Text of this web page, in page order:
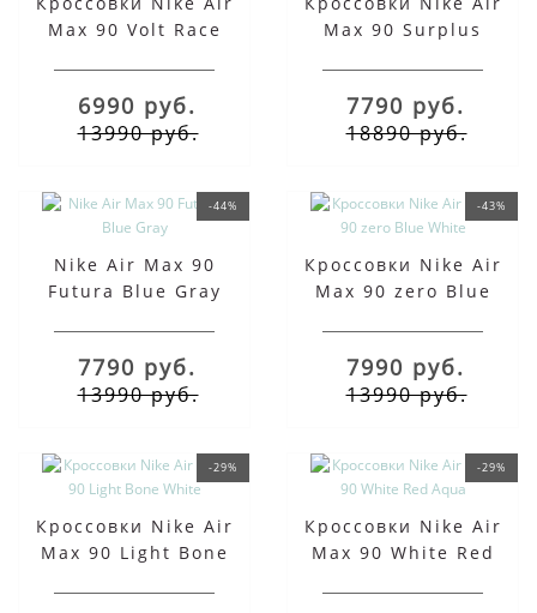
Max 90 Volt Race
6990 руб.
13990 руб.
Max 90 Surplus
7790 руб.
18890 руб.
-44%
Nike Air Max 90
Futura Blue Gray
7790 руб.
13990 руб.
-43%
Кроссовки Nike Air
Max 90 zero Blue
7990 руб.
13990 руб.
-29%
Кроссовки Nike Air
Max 90 Light Bone
-29%
Кроссовки Nike Air
Max 90 White Red